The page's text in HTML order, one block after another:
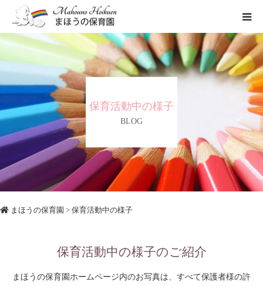
保育活動中の様子
BLOG
まほうの保育園 > 保育活動中の様子
保育活動中の様子のご紹介
まほうの保育園ホームページ内のお写真は、すべて保護者様の許
まほうの保育園の想い
保育内容
各園のご紹介
一時保育について